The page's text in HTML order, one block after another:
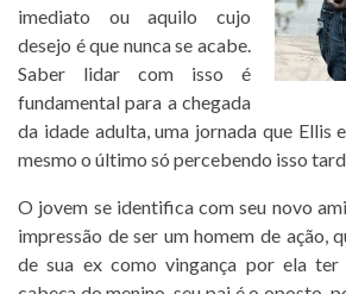
imediato ou aquilo cujo
desejo é que nunca se acabe.
Saber lidar com isso é
fundamental para a chegada
da idade adulta, uma jornada que Ellis
mesmo o último só percebendo isso
O jovem se identifica com seu novo
impressão de ser um homem de ação,
de sua ex como vingança por ela ter